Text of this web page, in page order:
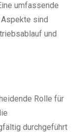
umfassende
sind
und
Rolle für
durchgeführt